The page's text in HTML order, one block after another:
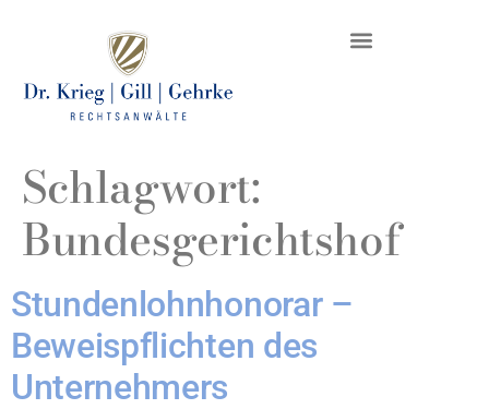
Schlagwort:
Bundesgerichtshof
Stundenlohnhonorar –
Beweispflichten des
Unternehmers